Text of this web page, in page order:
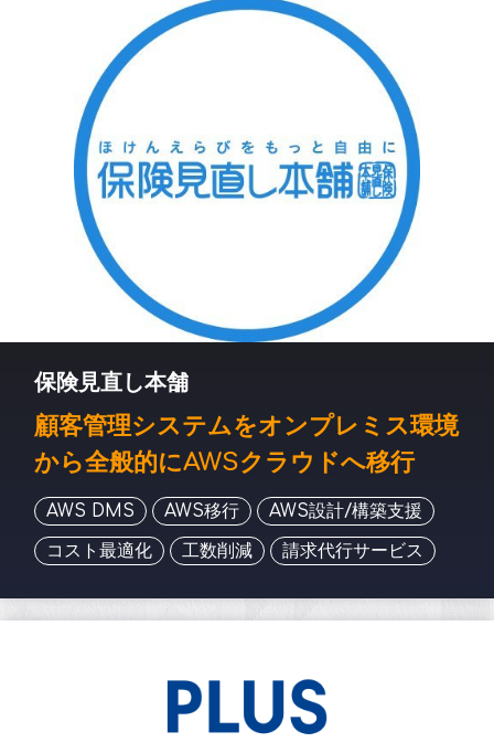
保険見直し本舗
顧客管理システムをオンプレミス環境
から全般的にAWSクラウドへ移行
AWS DMS AWS移行
AWS設計/構築支援
コスト最適化
工数削減 請求代行サービス